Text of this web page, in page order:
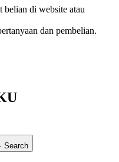
belian di website atau
dan pembelian.
Search